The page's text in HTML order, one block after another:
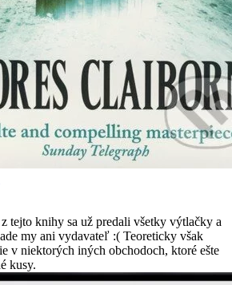
tejto knihy sa už predali všetky výtlačky a
my ani vydavateľ :( Teoreticky však
v niektorých iných obchodoch, ktoré ešte
kusy.